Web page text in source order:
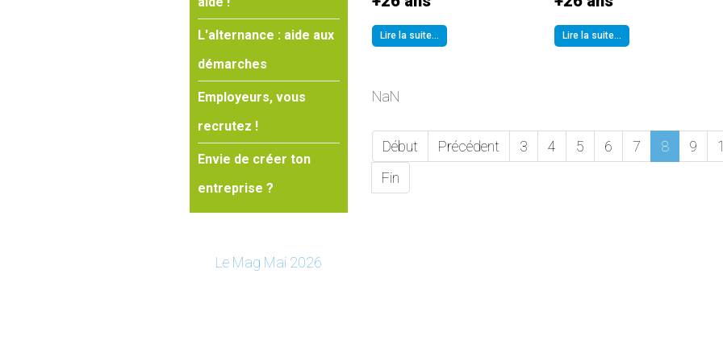
L'alternance : aide aux
démarches
Employeurs, vous
recrutez !
Envie de créer ton
entreprise ?
Le Mag Mai 2026
Lire la suite... Lire la suite...
NaN
Début Précédent 3 4 5 6 7 8 9
Fin